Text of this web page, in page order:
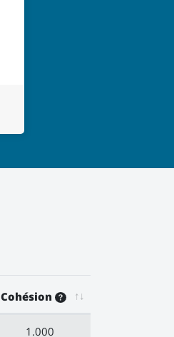
Cohésion
1.000